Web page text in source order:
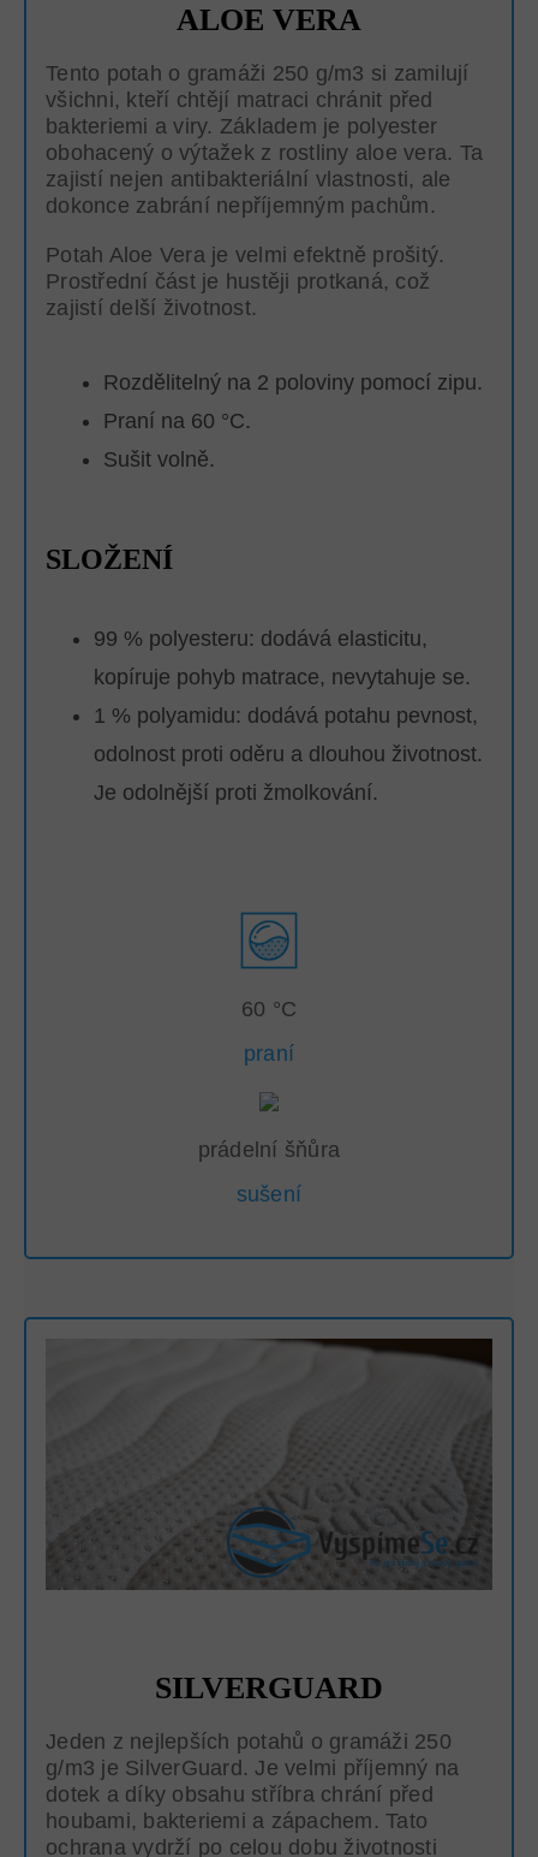
ALOE VERA
Tento potah o gramáži 250 g/m3 si zamilují
všichni, kteří chtějí matraci chránit před
bakteriemi a viry. Základem je polyester
obohacený o výtažek z rostliny aloe vera. Ta
zajistí nejen antibakteriální vlastnosti, ale
dokonce zabrání nepříjemným pachům.
Potah Aloe Vera je velmi efektně prošitý.
Prostřední část je hustěji protkaná, což
zajistí delší životnost.
Rozdělitelný na 2 poloviny pomocí zipu.
Praní na 60 °C.
Sušit volně.
SLOŽENÍ
99 % polyesteru: dodává elasticitu,
kopíruje pohyb matrace, nevytahuje se.
1 % polyamidu: dodává potahu pevnost,
odolnost proti oděru a dlouhou životnost.
Je odolnější proti žmolkování.
60 °C
praní
prádelní šňůra
sušení
SILVERGUARD
Jeden z nejlepších potahů o gramáži 250
g/m3 je SilverGuard. Je velmi příjemný na
dotek a díky obsahu stříbra chrání před
houbami, bakteriemi a zápachem. Tato
ochrana vydrží po celou dobu životnosti